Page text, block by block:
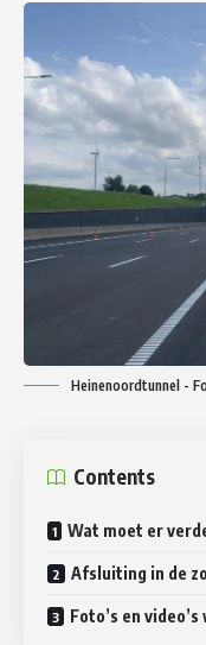
Heinenoordtunnel -
Contents
Wat moet er
Afsluiting in de
Foto’s en